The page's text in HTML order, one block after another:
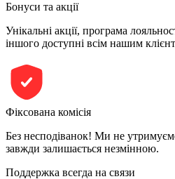
Бонуси та акції
Унікальні акції, програма
іншого доступні всім нашим
Фіксована комісія
Без несподіванок! Ми не
завжди залишається незмінною.
Поддержка всегда на связи